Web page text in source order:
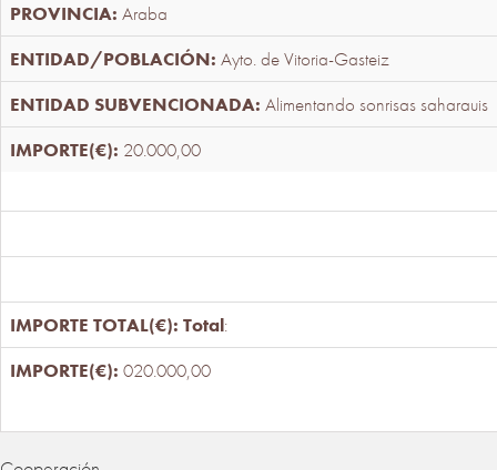
Araba
Ayto. de Vitoria-Gasteiz
Alimentando sonrisas saharauis
20.000,00
Total:
020.000,00